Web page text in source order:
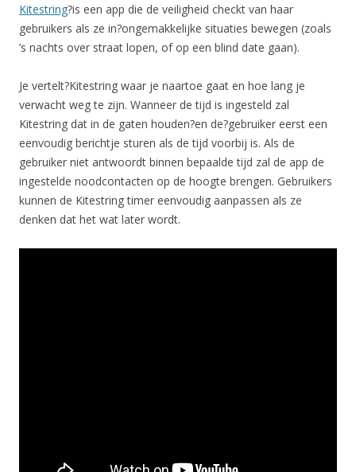
Kitestring?is een app die de veiligheid checkt van haar
gebruikers als ze in?ongemakkelijke situaties bewegen (zoals
’s nachts over straat lopen, of op een blind date gaan).
Je vertelt?Kitestring waar je naartoe gaat en hoe lang je
verwacht weg te zijn. Wanneer de tijd is ingesteld zal
Kitestring dat in de gaten houden?en de?gebruiker eerst een
eenvoudig berichtje sturen als de tijd voorbij is. Als de
gebruiker niet antwoordt binnen bepaalde tijd zal de app de
ingestelde noodcontacten op de hoogte brengen. Gebruikers
kunnen de Kitestring timer eenvoudig aanpassen als ze
denken dat het wat later wordt.